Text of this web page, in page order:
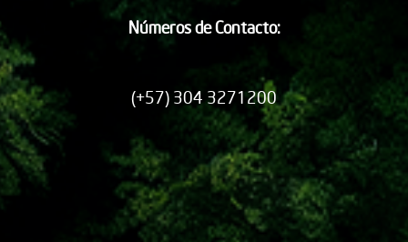
Números de Contacto:
(+57) 304 3271200